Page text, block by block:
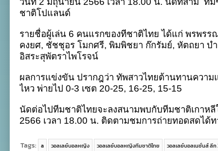
โปแลนด์
เซต
รวด
ศึก
ชาติโปแลนด์
รายชื่อผู้เล่น 6 คนแรกของทีชาติไทย ได้แก่ พรพรร
คงยศ, ชัชชุอร โมกศรี, พิมพิชยา ก๊กรัมย์, หัตถยา บ
อิสระสุพัตราไพโรจน์
ผลการแข่งขัน ปรากฎว่า ทัพสาวไทยต้านทานควา
ไหว พ่ายไป 0-3 เซต 20-25, 16-25, 15-15
นัดต่อไปทีมชาติไทยจะลงสนามพบกับทีมชาติเกาหลี
2566 เวลา 18.00 น. ติดตามชมการถ่ายทอดสดได้ท
Tags: a วอลเลย์บอลหญิง วอลเลย์บอลหญิงทีมชาติไทย วอลเลย์บอลเนชั่นส์ ลีก